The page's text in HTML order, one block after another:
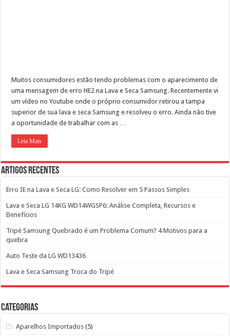
Muitos consumidores estão tendo problemas com o aparecimento de
uma mensagem de erro HE2 na Lava e Seca Samsung. Recentemente vi
um vídeo no Youtube onde o próprio consumidor retirou a tampa
superior de sua lava e seca Samsung e resolveu o erro. Ainda não tive
a oportunidade de trabalhar com as …
Leia Mais
Artigos Recentes
Erro IE na Lava e Seca LG: Como Resolver em 5 Passos Simples
Lava e Seca LG 14KG WD14WGSP6: Análise Completa, Recursos e
Benefícios
Tripé Samsung Quebrado é um Problema Comum? 4 Motivos para a
quebra
Auto Teste da LG WD13436
Lava e Seca Samsung Troca do Tripé
Categorias
Aparelhos Importados (5)